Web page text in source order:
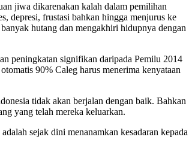
jiwa dikarenakan kalah dalam pemilihan
depresi, frustasi bahkan hingga menjurus ke
hutang dan mengakhiri hidupnya dengan
peningkatan signifikan daripada Pemilu 2014
90% Caleg harus menerima kenyataan
tidak akan berjalan dengan baik. Bahkan
yang telah mereka keluarkan.
sejak dini menanamkan kesadaran kepada